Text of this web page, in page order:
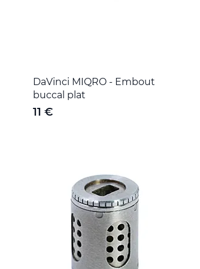
DaVinci MIQRO - Embout
buccal plat
11 €